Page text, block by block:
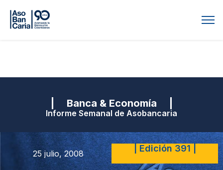
| Banca & Economía |
Informe Semanal de Asobancaria
25 julio, 2008 | Edición 391 |